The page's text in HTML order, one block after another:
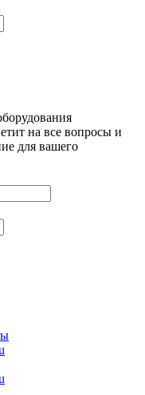
на все вопросы и
для вашего